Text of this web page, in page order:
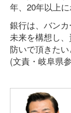
年、20年以上に
銀行は、バンカ
未来を構想し
防いで頂きたい
(文責・岐阜県